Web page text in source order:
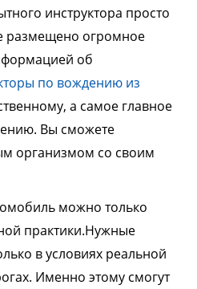
инструктора просто
размещено огромное
об
по вождению из
а самое главное
Вы сможете
организмом со своим
можно только
практики.Нужные
в условиях реальной
Именно этому смогут